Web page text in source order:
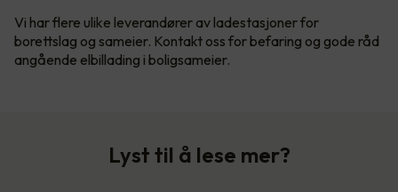
Vi har flere ulike leverandører av ladestasjoner for
borettslag og sameier. Kontakt oss for befaring og gode råd
angående elbillading i boligsameier.
Lyst til å lese mer?